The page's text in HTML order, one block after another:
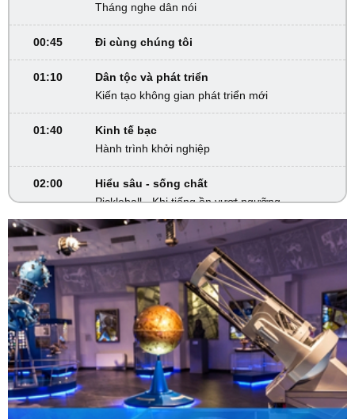
Tháng nghe dân nói
00:45 Đi cùng chúng tôi
01:10
Dân tộc và phát triển
Kiến tạo không gian phát triển mới
01:40
Kinh tế bạc
Hành trình khởi nghiệp
02:00
Hiểu sâu - sống chất
Pickleball - Khi tiếng ồn vượt ngưỡng
02:30
Khám phá Việt Nam
Sắc màu Tây Thanh Hóa
02:45
VTV Sống khỏe
Một thai kỳ đặc biệt
03:30
Phim truyện
Người một nhà - Tập 3
04:15
Phim truyện
Người một nhà - Tập 4